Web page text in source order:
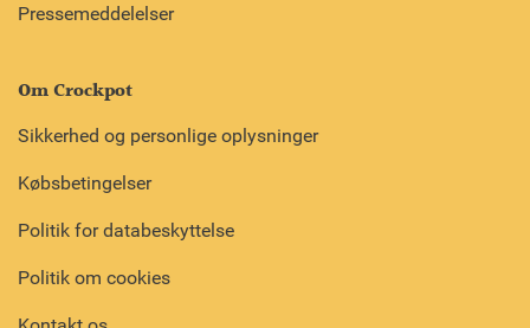
Pressemeddelelser
Om Crockpot
Sikkerhed og personlige oplysninger
Købsbetingelser
Politik for databeskyttelse
Politik om cookies